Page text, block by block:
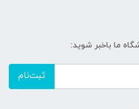
ما باخبر شوید:
ثبت‌نام